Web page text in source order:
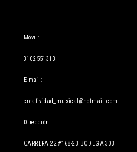
Móvil:
3102551313
E-mail:
creatividad_musical@hotmail.com
Dirección:
CARRERA 22 #168-23 BODEGA 303